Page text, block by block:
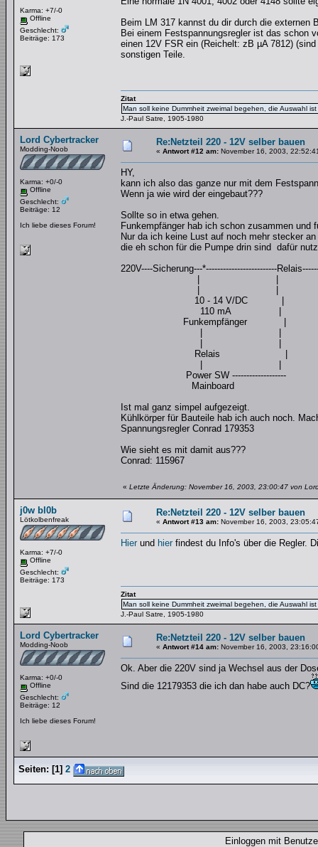
Karma: +7/-0
Offline
Geschlecht:
Beiträge: 173
Beim LM 317 kannst du dir durch die externen
Bei einem Festspannungsregler ist das schon
einen 12V FSR ein (Reichelt: zB µA 7812)
sonstigen Teile.
Zitat
Man soll keine Dummheit zweimal begehen, die Auswahl
J.-Paul Satre, 1905-1980
Lord Cybertracker
Modding-Noob
Karma: +0/-0
Offline
Geschlecht:
Beiträge: 12
Ich liebe dieses Forum!
Re:Netzteil 220 - 12V selber bauen
« Antwort #12 am: November 16, 2003,
HY,
kann ich also das ganze nur mit dem
Wenn ja wie wird der eingebaut???
Sollte so in etwa gehen.
Funkempfänger hab ich schon zusammen und
Nur da ich keine Lust auf noch mehr stecker
die eh schon für die Pumpe drin sind dafür
220V----Sicherung---*-------------------------
10 - 14 V/DC |
110 mA |
Funkempfänger |
Relais |
Power SW -------------------
Mainboard
Ist mal ganz simpel aufgezeigt.
Kühlkörper für Bauteile hab ich auch noch.
Spannungsregler Conrad 179353
Wie sieht es mit damit aus???
Conrad: 115967
« Letzte Änderung: November 16, 2003, 23:00:47 von
j0w bl0b
Lötkolbenfreak
Karma: +7/-0
Offline
Geschlecht:
Beiträge: 173
Re:Netzteil 220 - 12V selber bauen
« Antwort #13 am: November 16, 2003,
Hier und hier findest du Info's über die Regler.
Zitat
Man soll keine Dummheit zweimal begehen, die Auswahl
J.-Paul Satre, 1905-1980
Lord Cybertracker
Modding-Noob
Karma: +0/-0
Offline
Geschlecht:
Beiträge: 12
Ich liebe dieses Forum!
Re:Netzteil 220 - 12V selber bauen
« Antwort #14 am: November 16, 2003,
Ok. Aber die 220V sind ja Wechsel aus der
Sind die 12179353 die ich dan habe auch DC?
Seiten: [1] 2
Einloggen mit